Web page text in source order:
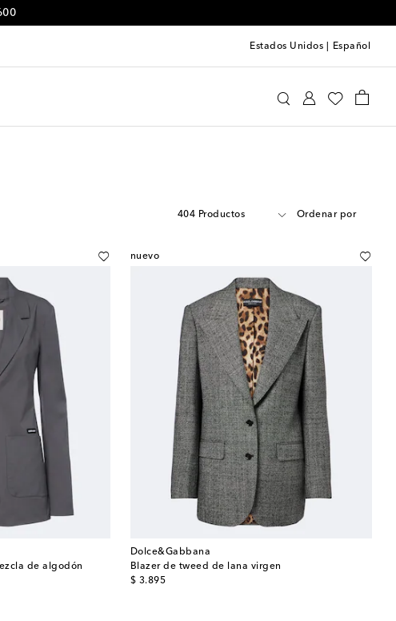
Estados Unidos Español
404 Productos Ordenar por
de algodón
nuevo
Dolce&Gabbana
Blazer de tweed de lana virgen
$ 3.895
original price